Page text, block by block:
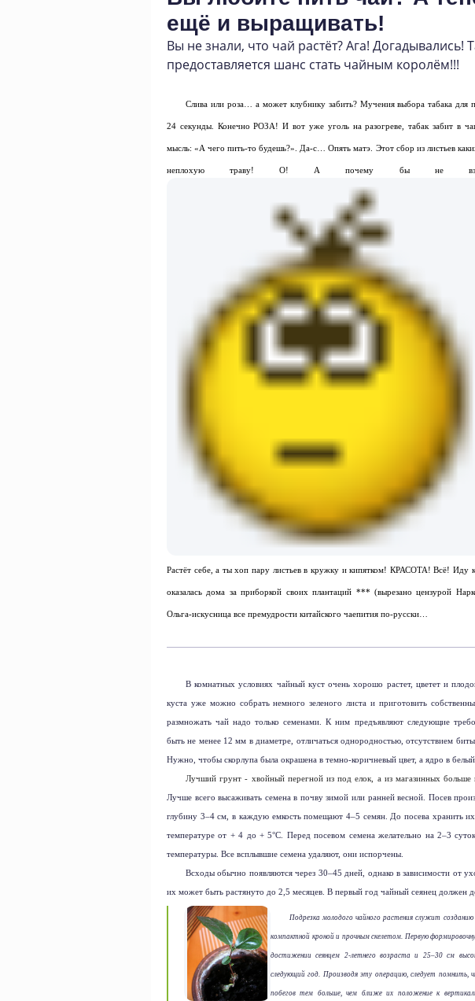
ещё и выращивать!
Вы не знали, что чай растёт? Ага! Догадывались!
предоставляется шанс стать чайным королём!!!
Слива или роза… а может клубнику забить? Мучения выбора табака для
24 секунды. Конечно РОЗА! И вот уже уголь на разогреве, табак забит в
мысль: «А чего пить-то будешь?». Да-с… Опять матэ. Этот сбор из листьев
неплохую траву! О! А почему бы не
Растёт себе, а ты хоп пару листьев в кружку и кипятком! КРАСОТА! Всё! Иду к
оказалась дома за приборкой своих плантаций *** (вырезано цензурой
Ольга-искусница все премудрости китайского чаепития по-русски…
В комнатных условиях чайный куст очень хорошо растет, цветет и
куста уже можно собрать немного зеленого листа и приготовить
размножать чай надо только семенами. К ним предъявляют следующие
быть не менее 12 мм в диаметре, отличаться однородностью, отсутствием
Нужно, чтобы скорлупа была окрашена в темно-коричневый цвет, а ядро в белый.
Лучший грунт - хвойный перегной из под елок, а из магазинных больше
Лучше всего высаживать семена в почву зимой или ранней весной. Посев
глубину 3–4 см, в каждую емкость помещают 4–5 семян. До посева хранить
температуре от + 4 до + 5°С. Перед посевом семена желательно на 2–3
температуры. Все всплывшие семена удаляют, они испорчены.
Всходы обычно появляются через 30–45 дней, однако в зависимости от
их может быть растянуто до 2,5 месяцев. В первый год чайный сеянец должен
Подрезка молодого чайного растения служит созданию
компактной кроной и прочным скелетом. Первую
достижении сеянцем 2-летнего возраста и 25–30 см
следующий год. Производя эту операцию, следует помнить,
побегов тем больше, чем ближе их положение к